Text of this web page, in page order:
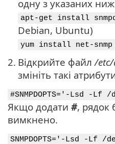
одну з указаних
apt-get install snmpd
Debian, Ubuntu)
yum install net-snmp
2. Відкрийте файл /
змініть такі
#SNMPDOPTS='-Lsd -
Якщо додати #, рядок
вимкнено.
SNMPDOPTS='-Lsd -